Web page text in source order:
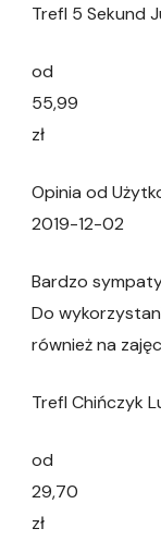
Trefl 5 Sekund
od
55,99
zł
Opinia od
2019-12-02
Bardzo
Do
również na
Trefl Chińczyk
od
29,70
zł